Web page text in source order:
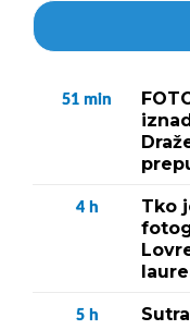
51 min
4 h
Tko
5 h